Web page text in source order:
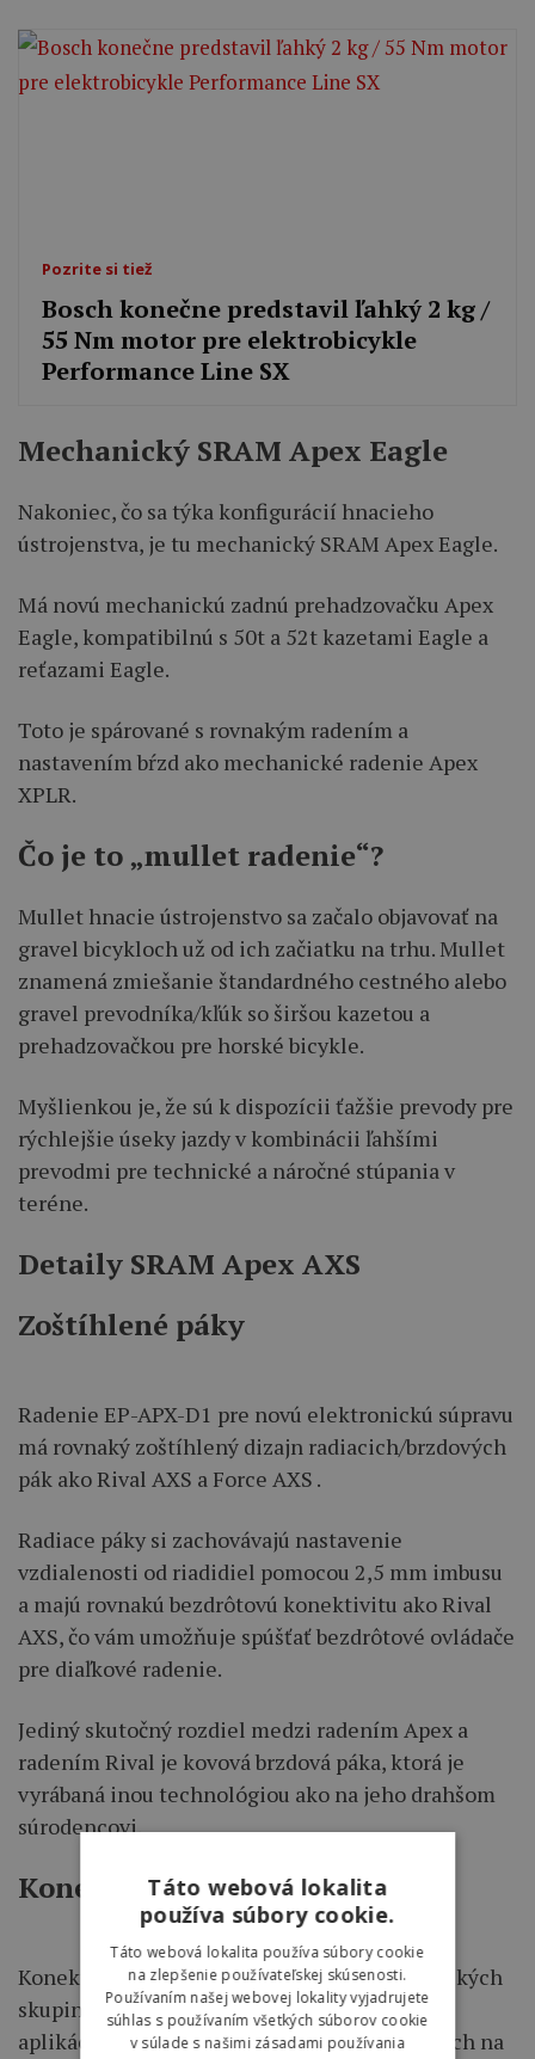
Pozrite si tiež
Bosch konečne predstavil ľahký 2 kg /
55 Nm motor pre elektrobicykle
Performance Line SX
Mechanický SRAM Apex Eagle
Nakoniec, čo sa týka konfigurácií hnacieho
ústrojenstva, je tu mechanický SRAM Apex Eagle.
Má novú mechanickú zadnú prehadzovačku Apex
Eagle, kompatibilnú s 50t a 52t kazetami Eagle a
reťazami Eagle.
Toto je spárované s rovnakým radením a
nastavením bŕzd ako mechanické radenie Apex
XPLR.
Čo je to „mullet radenie“?
Mullet hnacie ústrojenstvo sa začalo objavovať na
gravel bicykloch už od ich začiatku na trhu. Mullet
znamená zmiešanie štandardného cestného alebo
gravel prevodníka/kľúk so širšou kazetou a
prehadzovačkou pre horské bicykle.
Myšlienkou je, že sú k dispozícii ťažšie prevody pre
rýchlejšie úseky jazdy v kombinácii ľahšími
prevodmi pre technické a náročné stúpania v
teréne.
Detaily SRAM Apex AXS
Zoštíhlené páky
Radenie EP-APX-D1 pre novú elektronickú súpravu
má rovnaký zoštíhlený dizajn radiacich/brzdových
pák ako Rival AXS a Force AXS .
Radiace páky si zachovávajú nastavenie
vzdialenosti od riadidiel pomocou 2,5 mm imbusu
a majú rovnakú bezdrôtovú konektivitu ako Rival
AXS, čo vám umožňuje spúšťať bezdrôtové ovládače
pre diaľkové radenie.
Jediný skutočný rozdiel medzi radením Apex a
radením Rival je kovová brzdová páka, ktorá je
vyrábaná inou technológiou ako na jeho drahšom
súrodencovi.
Konektivita
Konektivita prítomná na všetkých elektronických
skupinách SRAM tu funguje prostredníctvom
aplikácie AXS, vrátane konfigurácií založených na
Táto webová lokalita
používa súbory cookie.
Táto webová lokalita používa súbory cookie
na zlepšenie používateľskej skúsenosti.
Používaním našej webovej lokality vyjadrujete
súhlas s používaním všetkých súborov cookie
v súlade s našimi zásadami používania